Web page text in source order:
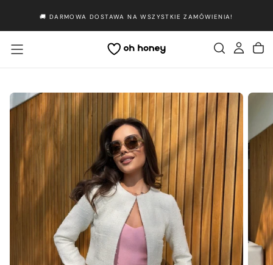
🚚 DARMOWA DOSTAWA NA WSZYSTKIE ZAMÓWIENIA!